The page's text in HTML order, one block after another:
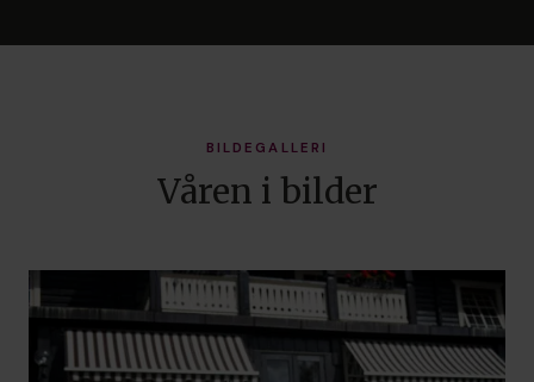
BILDEGALLERI
Våren i bilder